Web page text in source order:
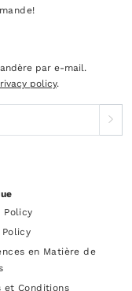
par e-mail.
policy.
Policy
Policy
en Matière de
et Conditions